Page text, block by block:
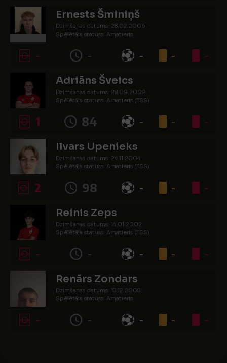
Ernests Šminiņš
Dzimšanas datums: 28.02.2006.
Spēlētāja statuss: Amatieris
- - - - -
Adriāns Šveics
Dzimšanas datums: 28.09.2002.
Spēlētāja statuss: Amatieris (FSS)
1 84 - - -
Ilvars Upenieks
Dzimšanas datums: 24.11.2004.
Spēlētāja statuss: Amatieris (FSS)
2 98 - - -
Reinis Zeps
Dzimšanas datums: 14.01.2002.
Spēlētāja statuss: Amatieris (FSS)
- - - - -
Renārs Zondars
Dzimšanas datums: 18.12.2008.
Spēlētāja statuss: Amatieris
- - - - -